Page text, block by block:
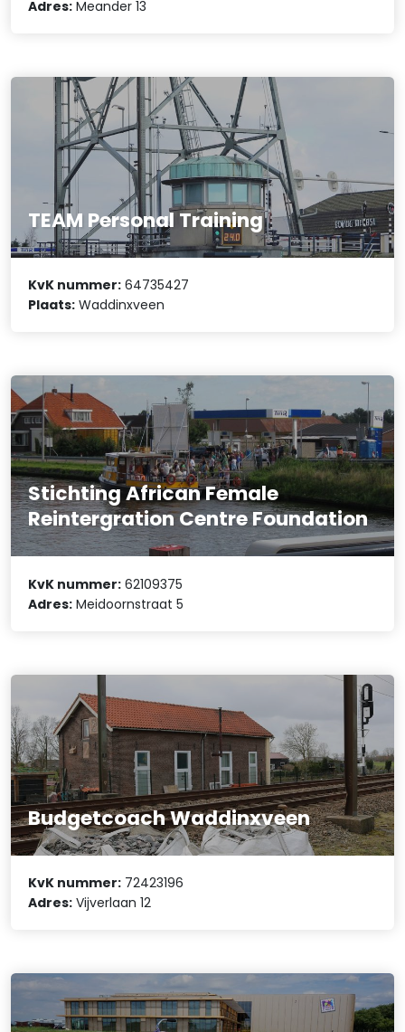
Adres: Meander 13
TEAM Personal Training
KvK nummer: 64735427
Plaats: Waddinxveen
Stichting African Female
Reintergration Centre Foundation
KvK nummer: 62109375
Adres: Meidoornstraat 5
Budgetcoach Waddinxveen
KvK nummer: 72423196
Adres: Vijverlaan 12